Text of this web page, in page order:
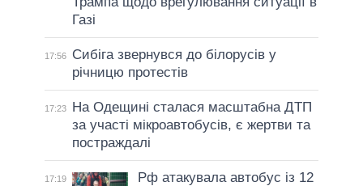
Газі
17:56
Сибіга звернувся до білорусів у
річницю протестів
17:23
На Одещині сталася масштабна ДТП
за участі мікроавтобусів, є жертви та
постраждалі
17:19
Рф атакувала автобус із 12